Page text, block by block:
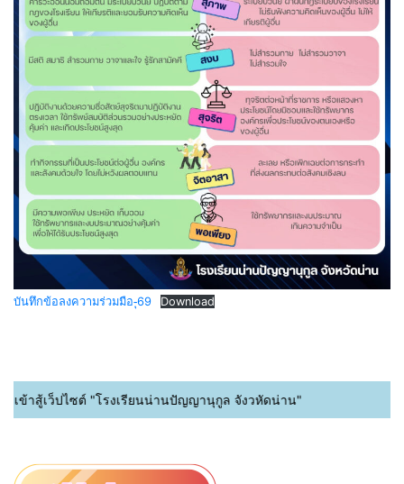
บันทึกข้อลงความร่วมมือ-ุ69 Download
สู้เว็ปไซต์ "โรงเรียนน่านปัญญานุกูล จังวหัดน่าน"